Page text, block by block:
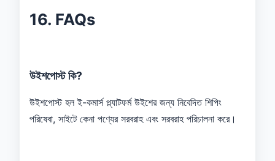
16. FAQs
উইশপোস্ট কি?
উইশপোস্ট হল ই-কমার্স প্ল্যাটফর্ম উইশের জন্য নিবেদিত শিপিং
পরিষেবা, সাইটে কেনা পণ্যের সরবরাহ এবং সরবরাহ পরিচালনা করে।